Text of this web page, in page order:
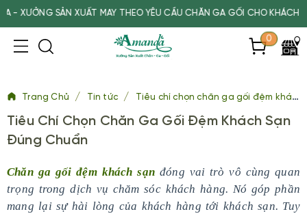
SẢN XUẤT MAY THEO YÊU CẦU CHĂN GA GỐI CHO KHÁCH SẠN,
0
Trang Chủ / Tin tức / Tiêu chí chọn chăn ga gối đệm khách sạn đúng chuẩn
Tiêu Chí Chọn Chăn Ga Gối Đệm Khách Sạn
Đúng Chuẩn
Chăn ga gối đệm khách sạn đóng vai trò vô cùng quan
trọng trong dịch vụ chăm sóc khách hàng. Nó góp phần
mang lại sự hài lòng của khách hàng tới khách sạn. Tuy